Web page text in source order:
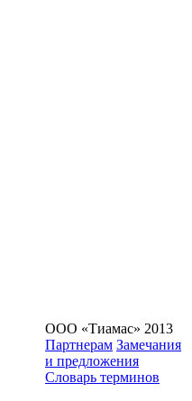
ООО «Тиамас» 2013
Партнерам Замечания
и предложения
Словарь терминов